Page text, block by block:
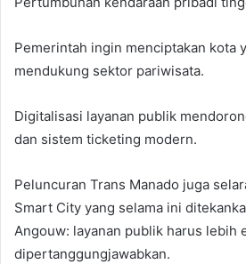
Pemerintah ingin menciptakan kota
mendukung sektor pariwisata.
Digitalisasi layanan publik
dan sistem ticketing modern.
Peluncuran Trans Manado juga
Smart City yang selama ini
Angouw: layanan publik harus lebih
dipertanggungjawabkan.